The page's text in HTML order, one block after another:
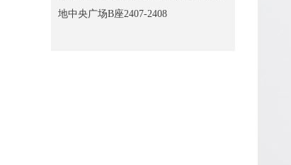
地中央广场B座2407-2408